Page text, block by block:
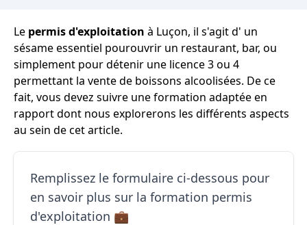
Le permis d'exploitation à Luçon, il s'agit d' un
sésame essentiel pourouvrir un restaurant, bar, ou
simplement pour détenir une licence 3 ou 4
permettant la vente de boissons alcoolisées. De ce
fait, vous devez suivre une formation adaptée en
rapport dont nous explorerons les différents aspects
au sein de cet article.
Remplissez le formulaire ci-dessous pour
en savoir plus sur la formation permis
d'exploitation 💼